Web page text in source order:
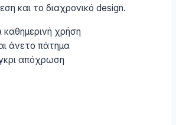
και το διαχρονικό design.
καθημερινή χρήση
άνετο πάτημα
απόχρωση